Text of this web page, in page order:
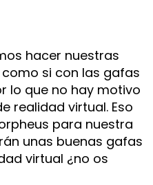
hacer nuestras
si con las gafas
lo que no hay motivo
realidad virtual. Eso
para nuestra
unas buenas gafas
virtual ¿no os